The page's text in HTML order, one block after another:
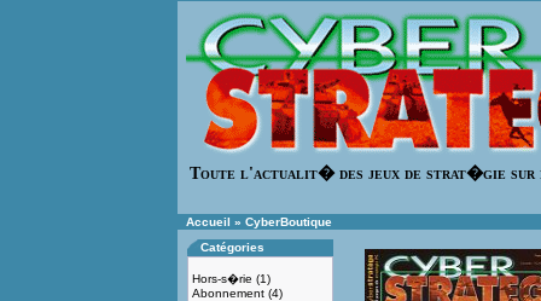
Toute l'actualit� des jeux de strat�gie sur
Accueil » CyberBoutique
Catégories
Hors-s�rie (1)
Abonnement (4)